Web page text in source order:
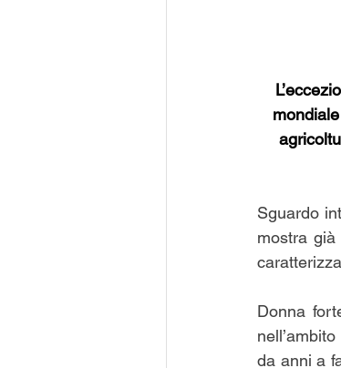
Sguardo
mostra
Donna
da anni a